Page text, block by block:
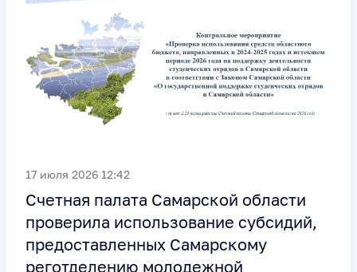
17 июля 2026 12:42
Счетная палата Самарской области
проверила использование субсидий,
предоставленных Самарскому
реготделению молодежной